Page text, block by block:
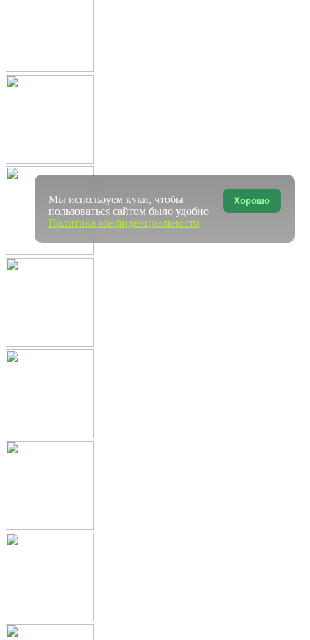
Хорошо
Мы используем куки, чтобы
пользоваться сайтом было удобно
Политика конфиденциальности